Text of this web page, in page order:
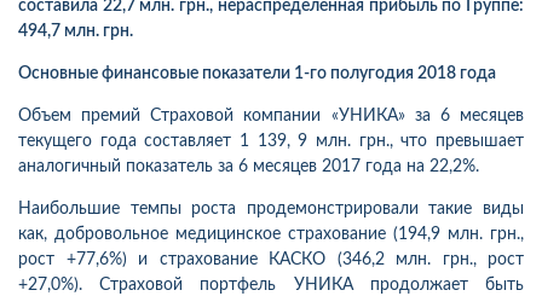
составила 22,7 млн. грн., нераспределенная прибыль по Группе:
494,7 млн. грн.
Основные финансовые показатели 1-го полугодия 2018 года
Объем премий Страховой компании «УНИКА» за 6 месяцев
текущего года составляет 1 139, 9 млн. грн., что превышает
аналогичный показатель за 6 месяцев 2017 года на 22,2%.
Наибольшие темпы роста продемонстрировали такие виды
как, добровольное медицинское страхование (194,9 млн. грн.,
рост +77,6%) и страхование КАСКО (346,2 млн. грн., рост
+27,0%). Страховой портфель УНИКА продолжает быть